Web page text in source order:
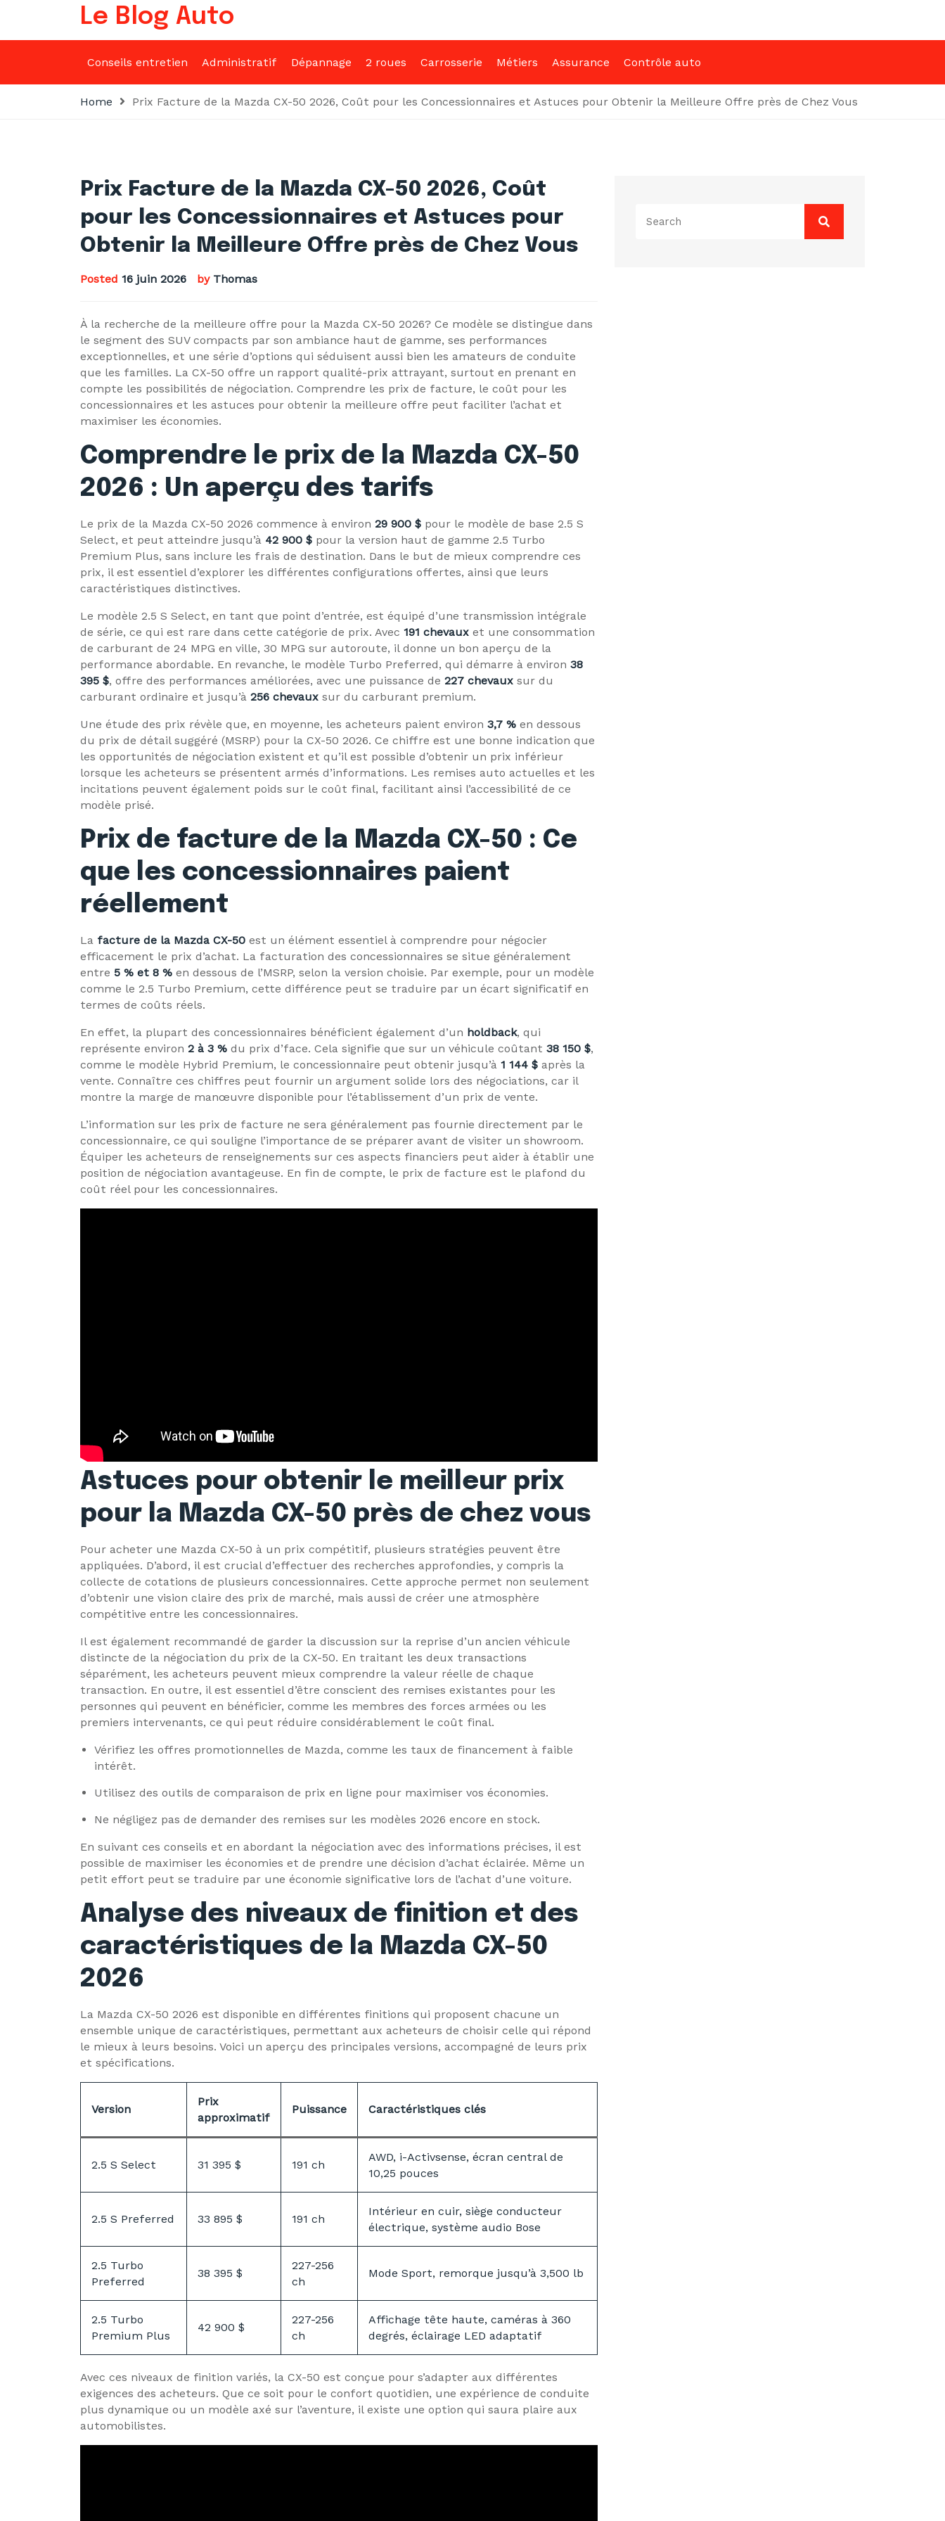
content
Le Blog Auto
Conseils entretien Administratif Dépannage 2 roues Carrosserie Métiers Assurance Contrôle auto
Home Prix Facture de la Mazda CX-50 2026, Coût pour les Concessionnaires et Astuces pour Obtenir la Meilleure Offre près de Chez Vous
Prix Facture de la Mazda CX-50 2026, Coût
pour les Concessionnaires et Astuces pour
Obtenir la Meilleure Offre près de Chez Vous
Posted 16 juin 2026 by Thomas
À la recherche de la meilleure offre pour la Mazda CX-50 2026? Ce modèle se distingue dans
le segment des SUV compacts par son ambiance haut de gamme, ses performances
exceptionnelles, et une série d’options qui séduisent aussi bien les amateurs de conduite
que les familles. La CX-50 offre un rapport qualité-prix attrayant, surtout en prenant en
compte les possibilités de négociation. Comprendre les prix de facture, le coût pour les
concessionnaires et les astuces pour obtenir la meilleure offre peut faciliter l’achat et
maximiser les économies.
Comprendre le prix de la Mazda CX-50
2026 : Un aperçu des tarifs
Le prix de la Mazda CX-50 2026 commence à environ 29 900 $ pour le modèle de base 2.5 S
Select, et peut atteindre jusqu’à 42 900 $ pour la version haut de gamme 2.5 Turbo
Premium Plus, sans inclure les frais de destination. Dans le but de mieux comprendre ces
prix, il est essentiel d’explorer les différentes configurations offertes, ainsi que leurs
caractéristiques distinctives.
Le modèle 2.5 S Select, en tant que point d’entrée, est équipé d’une transmission intégrale
de série, ce qui est rare dans cette catégorie de prix. Avec 191 chevaux et une consommation
de carburant de 24 MPG en ville, 30 MPG sur autoroute, il donne un bon aperçu de la
performance abordable. En revanche, le modèle Turbo Preferred, qui démarre à environ 38
395 $, offre des performances améliorées, avec une puissance de 227 chevaux sur du
carburant ordinaire et jusqu’à 256 chevaux sur du carburant premium.
Une étude des prix révèle que, en moyenne, les acheteurs paient environ 3,7 % en dessous
du prix de détail suggéré (MSRP) pour la CX-50 2026. Ce chiffre est une bonne indication que
les opportunités de négociation existent et qu’il est possible d’obtenir un prix inférieur
lorsque les acheteurs se présentent armés d’informations. Les remises auto actuelles et les
incitations peuvent également poids sur le coût final, facilitant ainsi l’accessibilité de ce
modèle prisé.
Prix de facture de la Mazda CX-50 : Ce
que les concessionnaires paient
réellement
La facture de la Mazda CX-50 est un élément essentiel à comprendre pour négocier
efficacement le prix d’achat. La facturation des concessionnaires se situe généralement
entre 5 % et 8 % en dessous de l’MSRP, selon la version choisie. Par exemple, pour un modèle
comme le 2.5 Turbo Premium, cette différence peut se traduire par un écart significatif en
termes de coûts réels.
En effet, la plupart des concessionnaires bénéficient également d’un holdback, qui
représente environ 2 à 3 % du prix d’face. Cela signifie que sur un véhicule coûtant 38 150 $,
comme le modèle Hybrid Premium, le concessionnaire peut obtenir jusqu’à 1 144 $ après la
vente. Connaître ces chiffres peut fournir un argument solide lors des négociations, car il
montre la marge de manœuvre disponible pour l’établissement d’un prix de vente.
L’information sur les prix de facture ne sera généralement pas fournie directement par le
concessionnaire, ce qui souligne l’importance de se préparer avant de visiter un showroom.
Équiper les acheteurs de renseignements sur ces aspects financiers peut aider à établir une
position de négociation avantageuse. En fin de compte, le prix de facture est le plafond du
coût réel pour les concessionnaires.
Astuces pour obtenir le meilleur prix
pour la Mazda CX-50 près de chez vous
Pour acheter une Mazda CX-50 à un prix compétitif, plusieurs stratégies peuvent être
appliquées. D’abord, il est crucial d’effectuer des recherches approfondies, y compris la
collecte de cotations de plusieurs concessionnaires. Cette approche permet non seulement
d’obtenir une vision claire des prix de marché, mais aussi de créer une atmosphère
compétitive entre les concessionnaires.
Il est également recommandé de garder la discussion sur la reprise d’un ancien véhicule
distincte de la négociation du prix de la CX-50. En traitant les deux transactions
séparément, les acheteurs peuvent mieux comprendre la valeur réelle de chaque
transaction. En outre, il est essentiel d’être conscient des remises existantes pour les
personnes qui peuvent en bénéficier, comme les membres des forces armées ou les
premiers intervenants, ce qui peut réduire considérablement le coût final.
Vérifiez les offres promotionnelles de Mazda, comme les taux de financement à faible
intérêt.
Utilisez des outils de comparaison de prix en ligne pour maximiser vos économies.
Ne négligez pas de demander des remises sur les modèles 2026 encore en stock.
En suivant ces conseils et en abordant la négociation avec des informations précises, il est
possible de maximiser les économies et de prendre une décision d’achat éclairée. Même un
petit effort peut se traduire par une économie significative lors de l’achat d’une voiture.
Analyse des niveaux de finition et des
caractéristiques de la Mazda CX-50
2026
La Mazda CX-50 2026 est disponible en différentes finitions qui proposent chacune un
ensemble unique de caractéristiques, permettant aux acheteurs de choisir celle qui répond
le mieux à leurs besoins. Voici un aperçu des principales versions, accompagné de leurs prix
et spécifications.
Version
Prix
approximatif
Puissance Caractéristiques clés
2.5 S Select 31 395 $ 191 ch
AWD, i-Activsense, écran central de
10,25 pouces
2.5 S Preferred 33 895 $ 191 ch
Intérieur en cuir, siège conducteur
électrique, système audio Bose
2.5 Turbo
Preferred
38 395 $
227-256
ch
Mode Sport, remorque jusqu’à 3,500 lb
2.5 Turbo
Premium Plus
42 900 $
227-256
ch
Affichage tête haute, caméras à 360
degrés, éclairage LED adaptatif
Avec ces niveaux de finition variés, la CX-50 est conçue pour s’adapter aux différentes
exigences des acheteurs. Que ce soit pour le confort quotidien, une expérience de conduite
plus dynamique ou un modèle axé sur l’aventure, il existe une option qui saura plaire aux
automobilistes.
for: